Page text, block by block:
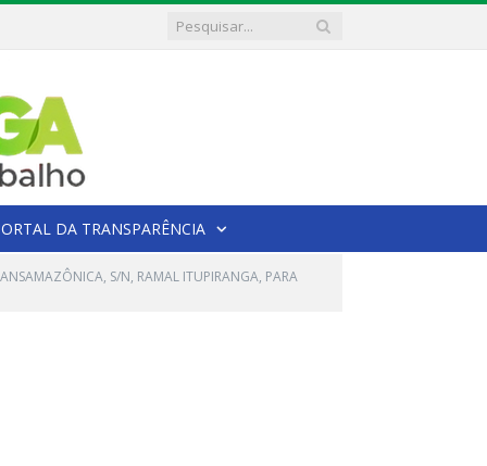
DA TRANSPARÊNCIA
S/N, RAMAL ITUPIRANGA, PARA